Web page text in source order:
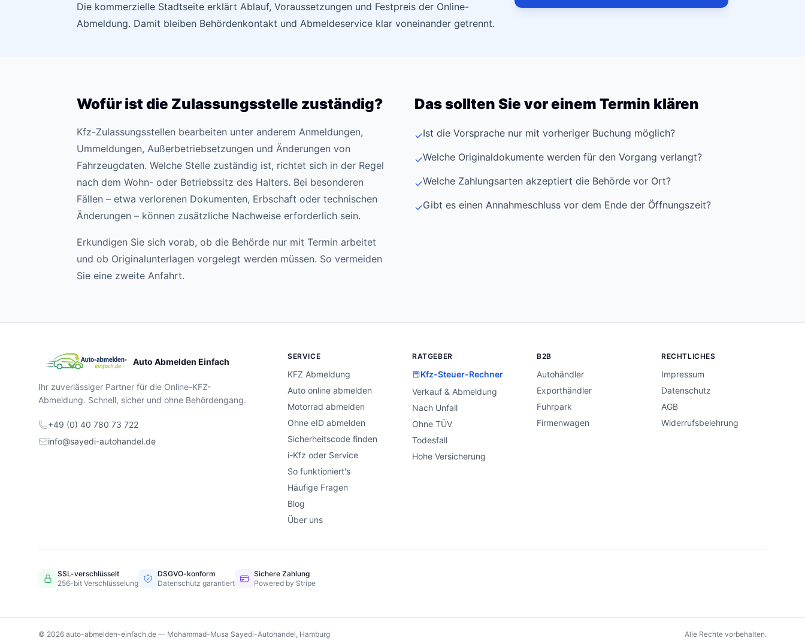
Die kommerzielle Stadtseite erklärt Ablauf, Voraussetzungen und Festpreis der Online-
Abmeldung. Damit bleiben Behördenkontakt und Abmeldeservice klar voneinander getrennt.
Wofür ist die Zulassungsstelle zuständig?
Kfz-Zulassungsstellen bearbeiten unter anderem Anmeldungen,
Ummeldungen, Außerbetriebsetzungen und Änderungen von
Fahrzeugdaten. Welche Stelle zuständig ist, richtet sich in der Regel
nach dem Wohn- oder Betriebssitz des Halters. Bei besonderen
Fällen – etwa verlorenen Dokumenten, Erbschaft oder technischen
Änderungen – können zusätzliche Nachweise erforderlich sein.
Erkundigen Sie sich vorab, ob die Behörde nur mit Termin arbeitet
und ob Originalunterlagen vorgelegt werden müssen. So vermeiden
Sie eine zweite Anfahrt.
Das sollten Sie vor einem Termin klären
✓Ist die Vorsprache nur mit vorheriger Buchung möglich?
✓Welche Originaldokumente werden für den Vorgang verlangt?
✓Welche Zahlungsarten akzeptiert die Behörde vor Ort?
✓Gibt es einen Annahmeschluss vor dem Ende der Öffnungszeit?
Auto Abmelden Einfach
Ihr zuverlässiger Partner für die Online-KFZ-
Abmeldung. Schnell, sicher und ohne Behördengang.
+49 (0) 40 780 73 722
info@sayedi-autohandel.de
SERVICE
KFZ Abmeldung
Auto online abmelden
Motorrad abmelden
Ohne eID abmelden
Sicherheitscode finden
i-Kfz oder Service
So funktioniert's
Häufige Fragen
Blog
Über uns
RATGEBER
Kfz-Steuer-Rechner
Verkauf & Abmeldung
Nach Unfall
Ohne TÜV
Todesfall
Hohe Versicherung
B2B
Autohändler
Exporthändler
Fuhrpark
Firmenwagen
RECHTLICHES
Impressum
Datenschutz
AGB
Widerrufsbelehrung
SSL-verschlüsselt
256-bit Verschlüsselung
DSGVO-konform
Datenschutz garantiert
Sichere Zahlung
Powered by Stripe
© 2026 auto-abmelden-einfach.de — Mohammad-Musa Sayedi-Autohandel, Hamburg Alle Rechte vorbehalten.